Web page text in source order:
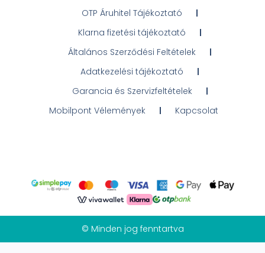
OTP Áruhitel Tájékoztató
Klarna fizetési tájékoztató
Általános Szerződési Feltételek
Adatkezelési tájékoztató
Garancia és Szervizfeltételek
Mobilpont Vélemények
Kapcsolat
© Minden jog fenntartva